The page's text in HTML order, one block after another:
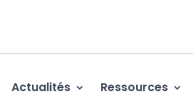
Actualités Ressources